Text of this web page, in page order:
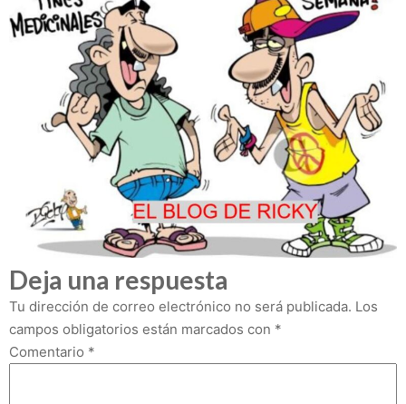
Deja una respuesta
Tu dirección de correo electrónico no será publicada. Los
campos obligatorios están marcados con *
Comentario *